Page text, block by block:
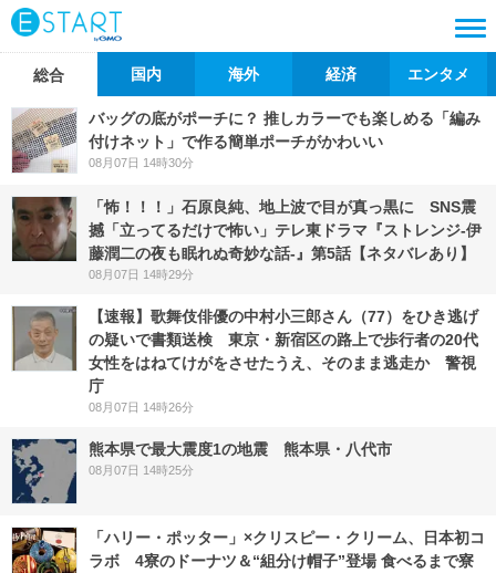
総合 国内 海外 経済 エンタメ
バッグの底がポーチに？ 推しカラーでも楽しめる「編み
付けネット」で作る簡単ポーチがかわいい
08月07日 14時30分
「怖！！！」石原良純、地上波で目が真っ黒に SNS震
撼「立ってるだけで怖い」テレ東ドラマ『ストレンジ-伊
藤潤二の夜も眠れぬ奇妙な話-』第5話【ネタバレあり】
08月07日 14時29分
【速報】歌舞伎俳優の中村小三郎さん（77）をひき逃げ
の疑いで書類送検 東京・新宿区の路上で歩行者の20代
女性をはねてけがをさせたうえ、そのまま逃走か 警視
庁
08月07日 14時26分
熊本県で最大震度1の地震 熊本県・八代市
08月07日 14時25分
「ハリー・ポッター」×クリスピー・クリーム、日本初コ
ラボ 4寮のドーナツ＆“組分け帽子”登場 食べるまで寮